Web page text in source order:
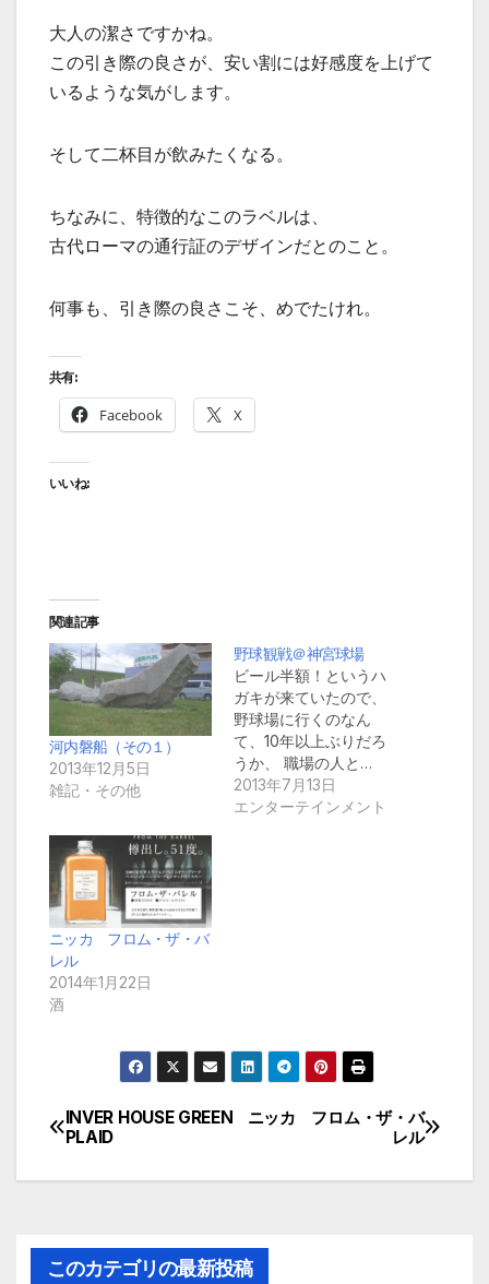
大人の潔さですかね。
この引き際の良さが、安い割には好感度を上げて
いるような気がします。
そして二杯目が飲みたくなる。
ちなみに、特徴的なこのラベルは、
古代ローマの通行証のデザインだとのこと。
何事も、引き際の良さこそ、めでたけれ。
共有:
Facebook X
いいね:
関連記事
河内磐船（その１）
2013年12月5日
雑記・その他
野球観戦＠神宮球場
ビール半額！というハ
ガキが来ていたので、
野球場に行くのなん
て、10年以上ぶりだろ
うか、 職場の人と…
2013年7月13日
エンターテインメント
ニッカ フロム・ザ・バ
レル
2014年1月22日
酒
投
稿
ビ
ニッカ フロム・ザ・バ
レル
INVER HOUSE GREEN
PLAID
このカテゴリの最新投稿